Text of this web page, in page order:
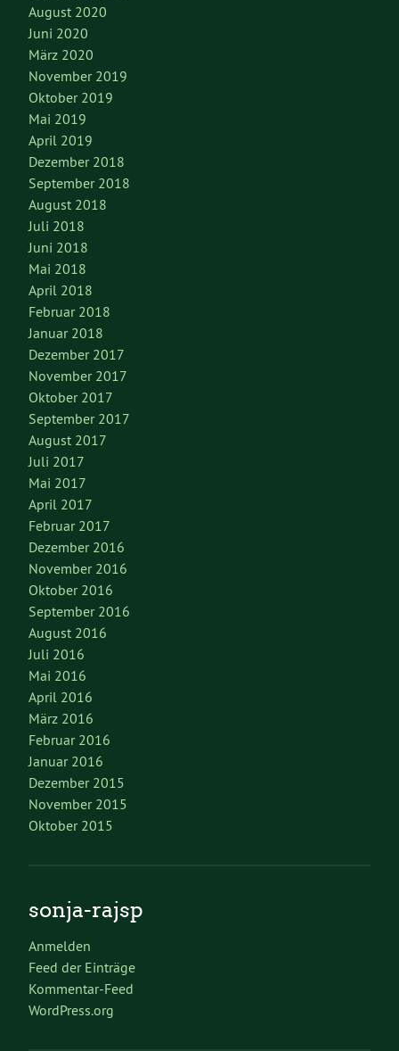
August 2020
Juni 2020
März 2020
November 2019
Oktober 2019
Mai 2019
April 2019
Dezember 2018
September 2018
August 2018
Juli 2018
Juni 2018
Mai 2018
April 2018
Februar 2018
Januar 2018
Dezember 2017
November 2017
Oktober 2017
September 2017
August 2017
Juli 2017
Mai 2017
April 2017
Februar 2017
Dezember 2016
November 2016
Oktober 2016
September 2016
August 2016
Juli 2016
Mai 2016
April 2016
März 2016
Februar 2016
Januar 2016
Dezember 2015
November 2015
Oktober 2015
sonja-rajsp
Anmelden
Feed der Einträge
Kommentar-Feed
WordPress.org